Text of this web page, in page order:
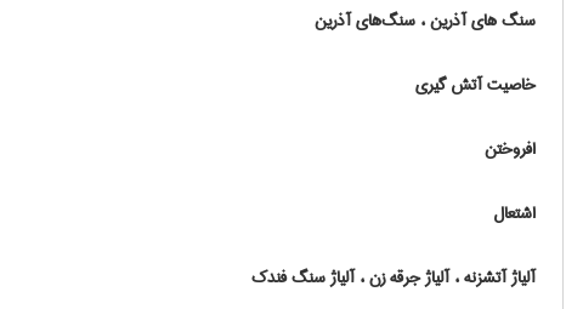
سنگ های آذرین ، سنگ‌های آذرین
خاصیت آتش گیری
افروختن
اشتعال
آلیاژ آتشزنه ، آلیاژ جرقه زن ، آلیاژ سنگ فندک